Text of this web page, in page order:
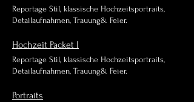
Reportage Stil, klassische Hochzeitsportraits,
Detailaufnahmen, Trauung& Feier.
Hochzeit Packet I
Reportage Stil, klassische Hochzeitsportraits,
Detailaufnahmen, Trauung& Feier.
Portraits